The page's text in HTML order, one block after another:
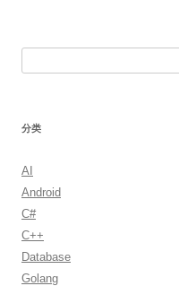
分类
AI
Android
C#
C++
Database
Golang